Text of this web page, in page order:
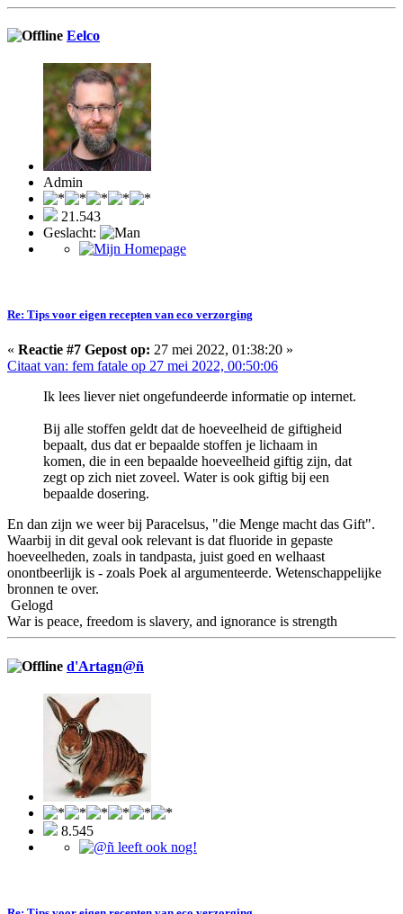
Eelco
Admin
21.543
Geslacht:
Re: Tips voor eigen recepten van eco verzorging
« Reactie #7 Gepost op: 27 mei 2022, 01:38:20 »
Citaat van: fem fatale op 27 mei 2022, 00:50:06
Ik lees liever niet ongefundeerde informatie op internet.
Bij alle stoffen geldt dat de hoeveelheid de giftigheid
bepaalt, dus dat er bepaalde stoffen je lichaam in
komen, die in een bepaalde hoeveelheid giftig zijn, dat
zegt op zich niet zoveel. Water is ook giftig bij een
bepaalde dosering.
En dan zijn we weer bij Paracelsus, "die Menge macht das Gift".
Waarbij in dit geval ook relevant is dat fluoride in gepaste
hoeveelheden, zoals in tandpasta, juist goed en welhaast
onontbeerlijk is - zoals Poek al argumenteerde. Wetenschappelijke
bronnen te over.
Gelogd
War is peace, freedom is slavery, and ignorance is strength
d'Artagn@ñ
8.545